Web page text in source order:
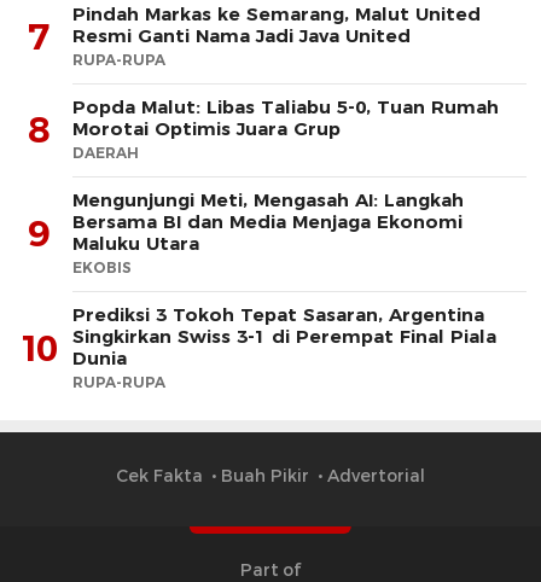
7
Pindah Markas ke Semarang, Malut United
Resmi Ganti Nama Jadi Java United
RUPA-RUPA
8
Popda Malut: Libas Taliabu 5-0, Tuan Rumah
Morotai Optimis Juara Grup
DAERAH
9
Mengunjungi Meti, Mengasah AI: Langkah
Bersama BI dan Media Menjaga Ekonomi
Maluku Utara
EKOBIS
10
Prediksi 3 Tokoh Tepat Sasaran, Argentina
Singkirkan Swiss 3-1 di Perempat Final Piala
Dunia
RUPA-RUPA
Cek Fakta Buah Pikir Advertorial
Part of